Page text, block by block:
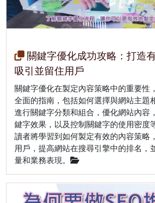
關鍵字優化成功攻略：打造
吸引並留住用戶
關鍵字優化在製定內容策略中的重要性
全面的指南，包括如何選擇與網站主題
進行關鍵字分類和組合，優化網站內容
鍵字效果，以及控制關鍵字的使用密度
讀者將學習到如何製定有效的內容策略
用戶，提高網站在搜尋引擎中的排名，
量和業務表現。